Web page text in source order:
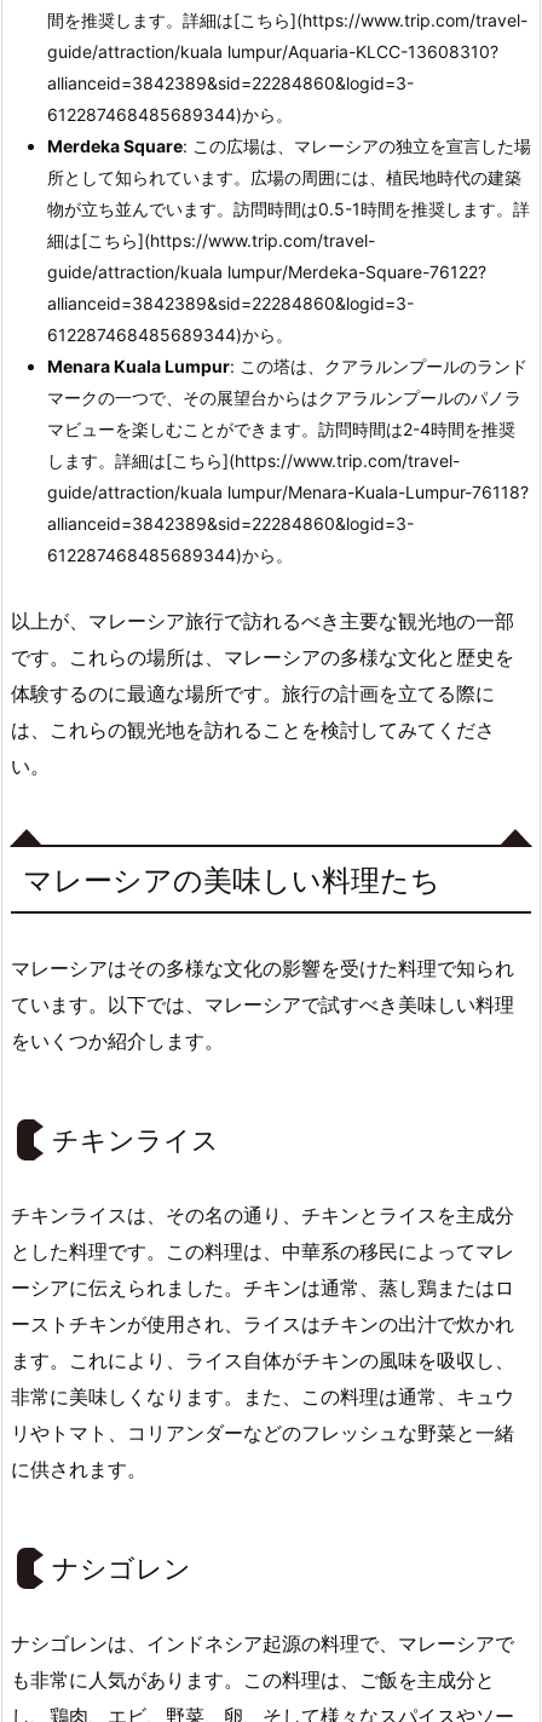
間を推奨します。詳細は[こちら](https://www.trip.com/travel-
guide/attraction/kuala lumpur/Aquaria-KLCC-13608310?
allianceid=3842389&sid=22284860&logid=3-
612287468485689344)から。
Merdeka Square: この広場は、マレーシアの独立を宣言した場
所として知られています。広場の周囲には、植民地時代の建築
物が立ち並んでいます。訪問時間は0.5-1時間を推奨します。詳
細は[こちら](https://www.trip.com/travel-
guide/attraction/kuala lumpur/Merdeka-Square-76122?
allianceid=3842389&sid=22284860&logid=3-
612287468485689344)から。
Menara Kuala Lumpur: この塔は、クアラルンプールのランド
マークの一つで、その展望台からはクアラルンプールのパノラ
マビューを楽しむことができます。訪問時間は2-4時間を推奨
します。詳細は[こちら](https://www.trip.com/travel-
guide/attraction/kuala lumpur/Menara-Kuala-Lumpur-76118?
allianceid=3842389&sid=22284860&logid=3-
612287468485689344)から。
以上が、マレーシア旅行で訪れるべき主要な観光地の一部
です。これらの場所は、マレーシアの多様な文化と歴史を
体験するのに最適な場所です。旅行の計画を立てる際に
は、これらの観光地を訪れることを検討してみてくださ
い。
マレーシアの美味しい料理たち
マレーシアはその多様な文化の影響を受けた料理で知られ
ています。以下では、マレーシアで試すべき美味しい料理
をいくつか紹介します。
チキンライス
チキンライスは、その名の通り、チキンとライスを主成分
とした料理です。この料理は、中華系の移民によってマレ
ーシアに伝えられました。チキンは通常、蒸し鶏またはロ
ーストチキンが使用され、ライスはチキンの出汁で炊かれ
ます。これにより、ライス自体がチキンの風味を吸収し、
非常に美味しくなります。また、この料理は通常、キュウ
リやトマト、コリアンダーなどのフレッシュな野菜と一緒
に供されます。
ナシゴレン
ナシゴレンは、インドネシア起源の料理で、マレーシアで
も非常に人気があります。この料理は、ご飯を主成分と
し、鶏肉、エビ、野菜、卵、そして様々なスパイスやソー